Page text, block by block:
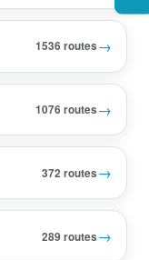
1536 routes→
1076 routes→
372 routes→
289 routes→